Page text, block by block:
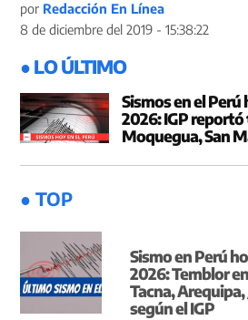
por Redacción En Línea
8 de diciembre del 2019 - 15:38:22
● LO ÚLTIMO
Sismos en el
2026: IGP
Moquegua, San
● TOP
Sismo en Perú
2026: Temblor
Tacna,
según el IGP